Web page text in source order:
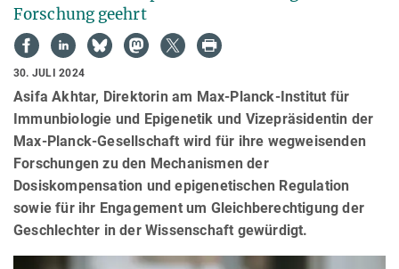
Forschung geehrt
30. JULI 2024
Asifa Akhtar, Direktorin am Max-Planck-Institut für
Immunbiologie und Epigenetik und Vizepräsidentin der
Max-Planck-Gesellschaft wird für ihre wegweisenden
Forschungen zu den Mechanismen der
Dosiskompensation und epigenetischen Regulation
sowie für ihr Engagement um Gleichberechtigung der
Geschlechter in der Wissenschaft gewürdigt.